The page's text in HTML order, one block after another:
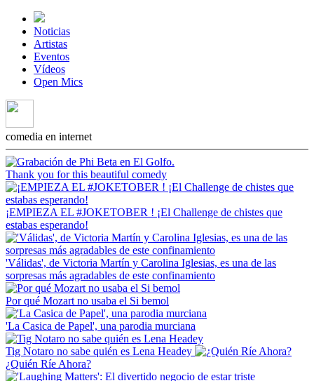
Noticias
Artistas
Eventos
Vídeos
Open Mics
comedia en internet
Thank you for this beautiful comedy
¡EMPIEZA EL #JOKETOBER ! ¡El Challenge de chistes que
estabas esperando!
'Válidas', de Victoria Martín y Carolina Iglesias, es una de las
sorpresas más agradables de este confinamiento
Por qué Mozart no usaba el Si bemol
'La Casica de Papel', una parodia murciana
Tig Notaro no sabe quién es Lena Headey
¿Quién Ríe Ahora?